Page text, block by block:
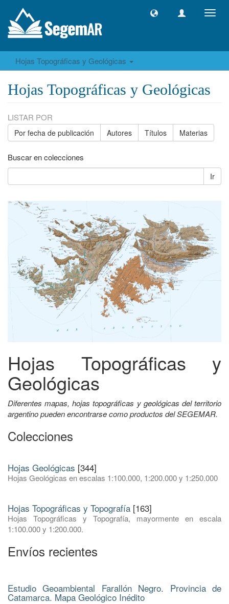
Hojas Topográficas y Geológicas
Hojas Topográficas y Geológicas
LISTAR POR
Por fecha de publicación Autores Títulos Materias
Buscar en colecciones
Ir
Hojas Topográficas y
Geológicas
Diferentes mapas, hojas topográficas y geológicas del territorio
argentino pueden encontrarse como productos del SEGEMAR.
Colecciones
Hojas Geológicas [344]
Hojas Geológicas en escalas 1:100.000, 1:200.000 y 1:250.000
Hojas Topográficas y Topografía [163]
Hojas Topográficas y Topografía, mayormente en escala
1:100.000 y 1:200.000.
Envíos recientes
Estudio Geoambiental Farallón Negro. Provincia de
Catamarca. Mapa Geológico Inédito